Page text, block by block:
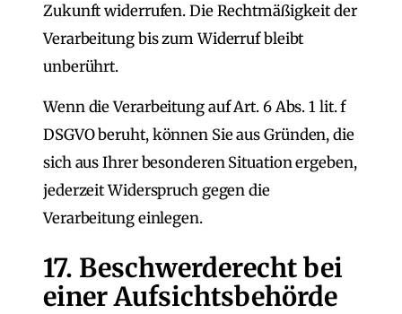
Zukunft widerrufen. Die Rechtmäßigkeit der
Verarbeitung bis zum Widerruf bleibt
unberührt.
Wenn die Verarbeitung auf Art. 6 Abs. 1 lit. f
DSGVO beruht, können Sie aus Gründen, die
sich aus Ihrer besonderen Situation ergeben,
jederzeit Widerspruch gegen die
Verarbeitung einlegen.
17. Beschwerderecht bei
einer Aufsichtsbehörde